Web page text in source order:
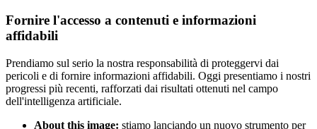
Fornire l'accesso a contenuti e informazioni
affidabili
Prendiamo sul serio la nostra responsabilità di proteggervi dai
pericoli e di fornire informazioni affidabili. Oggi presentiamo i nostri
progressi più recenti, rafforzati dai risultati ottenuti nel campo
dell'intelligenza artificiale.
About this image: stiamo lanciando un nuovo strumento per